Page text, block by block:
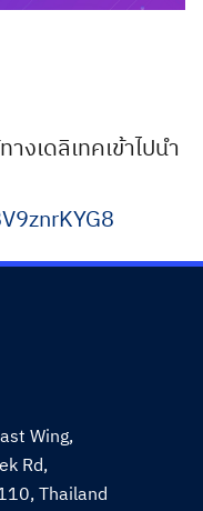
งเดลิเทคเข้าไปนำ
Wing,
Rd,
Thailand